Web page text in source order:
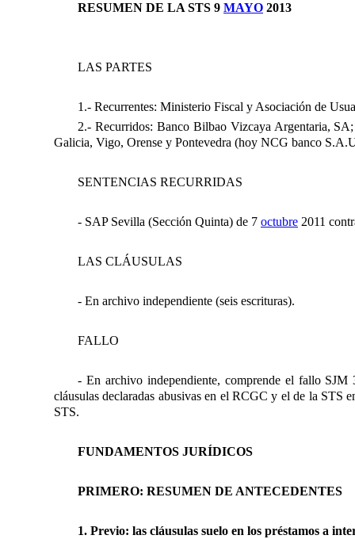
RESUMEN DE LA STS 9 MAYO 2013
LAS PARTES
1.- Recurrentes: Ministerio Fiscal y Asociación de
2.- Recurridos: Banco Bilbao Vizcaya Argentaria,
Galicia, Vigo, Orense y Pontevedra (hoy NCG banco
SENTENCIAS RECURRIDAS
- SAP Sevilla (Sección Quinta) de 7 octubre 2011
LAS CLÁUSULAS
- En archivo independiente (seis escrituras).
FALLO
- En archivo independiente, comprende el fallo
cláusulas declaradas abusivas en el RCGC y el de la STS
STS.
FUNDAMENTOS JURÍDICOS
PRIMERO: RESUMEN DE ANTECEDENTES
1. Previo: las cláusulas suelo en los préstamos a